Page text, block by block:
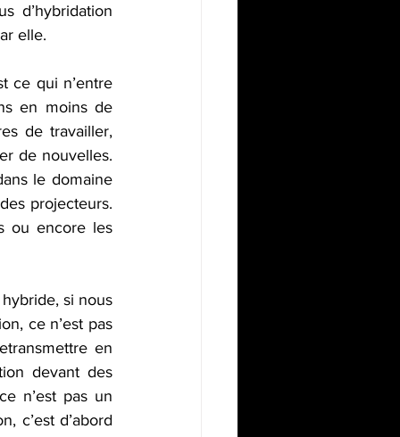
d’hybridation
elle.
ce qui n’entre
en moins de
de travailler,
de nouvelles.
le domaine
projecteurs.
ou encore les
si nous
ce n’est pas
en
devant des
n’est pas un
c’est d’abord